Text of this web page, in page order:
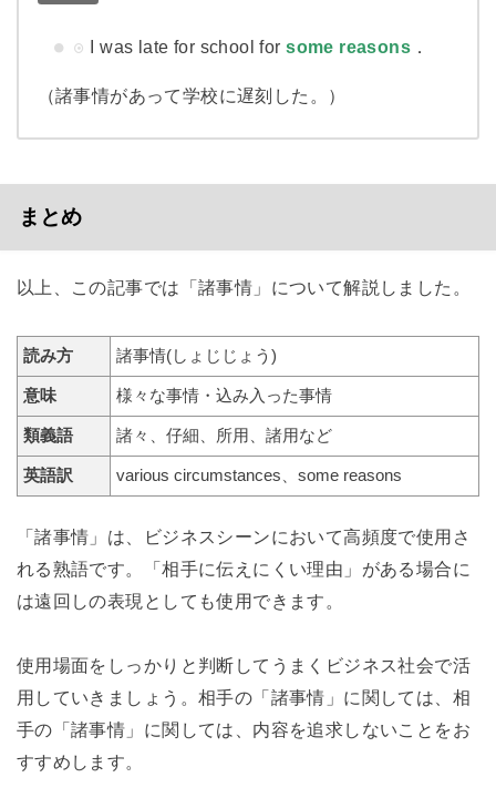
I was late for school forsome reasons ．
（諸事情があって学校に遅刻した。）
まとめ
以上、この記事では「諸事情」について解説しました。
読み方 諸事情(しょじじょう)
意味 様々な事情・込み入った事情
類義語 諸々、仔細、所用、諸用など
英語訳 various circumstances、some reasons
「諸事情」は、ビジネスシーンにおいて高頻度で使用さ
れる熟語です。「相手に伝えにくい理由」がある場合に
は遠回しの表現としても使用できます。
使用場面をしっかりと判断してうまくビジネス社会で活
用していきましょう。相手の「諸事情」に関しては、相
手の「諸事情」に関しては、内容を追求しないことをお
すすめします。